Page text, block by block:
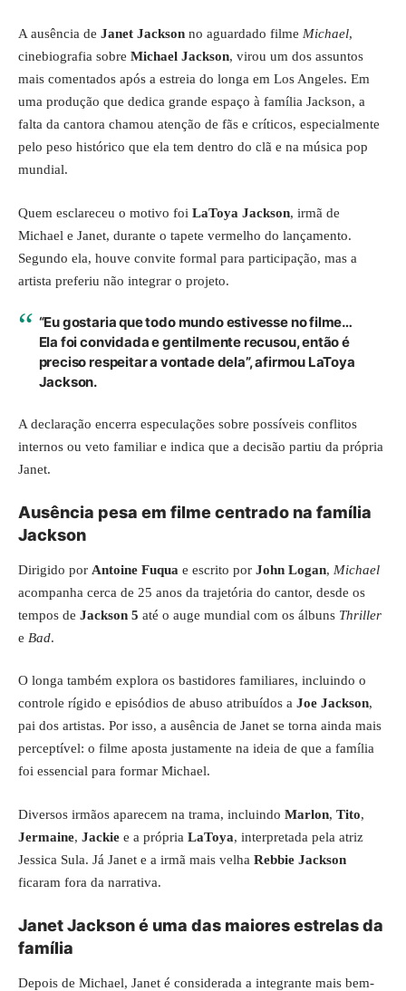
A ausência de Janet Jackson no aguardado filme Michael,
cinebiografia sobre Michael Jackson, virou um dos assuntos
mais comentados após a estreia do longa em Los Angeles. Em
uma produção que dedica grande espaço à família Jackson, a
falta da cantora chamou atenção de fãs e críticos, especialmente
pelo peso histórico que ela tem dentro do clã e na música pop
mundial.
Quem esclareceu o motivo foi LaToya Jackson, irmã de
Michael e Janet, durante o tapete vermelho do lançamento.
Segundo ela, houve convite formal para participação, mas a
artista preferiu não integrar o projeto.
“Eu gostaria que todo mundo estivesse no filme…
Ela foi convidada e gentilmente recusou, então é
preciso respeitar a vontade dela”, afirmou LaToya
Jackson.
A declaração encerra especulações sobre possíveis conflitos
internos ou veto familiar e indica que a decisão partiu da própria
Janet.
Ausência pesa em filme centrado na família
Jackson
Dirigido por Antoine Fuqua e escrito por John Logan, Michael
acompanha cerca de 25 anos da trajetória do cantor, desde os
tempos de Jackson 5 até o auge mundial com os álbuns Thriller
e Bad.
O longa também explora os bastidores familiares, incluindo o
controle rígido e episódios de abuso atribuídos a Joe Jackson,
pai dos artistas. Por isso, a ausência de Janet se torna ainda mais
perceptível: o filme aposta justamente na ideia de que a família
foi essencial para formar Michael.
Diversos irmãos aparecem na trama, incluindo Marlon, Tito,
Jermaine, Jackie e a própria LaToya, interpretada pela atriz
Jessica Sula. Já Janet e a irmã mais velha Rebbie Jackson
ficaram fora da narrativa.
Janet Jackson é uma das maiores estrelas da
família
Depois de Michael, Janet é considerada a integrante mais bem-